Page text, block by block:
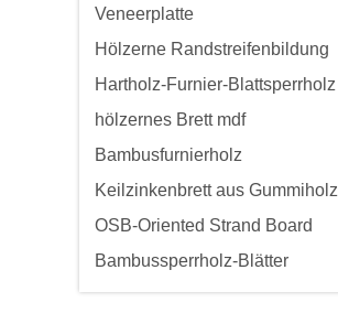
Veneerplatte
Hölzerne Randstreifenbildung
Hartholz-Furnier-Blattsperrholz
hölzernes Brett mdf
Bambusfurnierholz
Keilzinkenbrett aus Gummiholz
OSB-Oriented Strand Board
Bambussperrholz-Blätter